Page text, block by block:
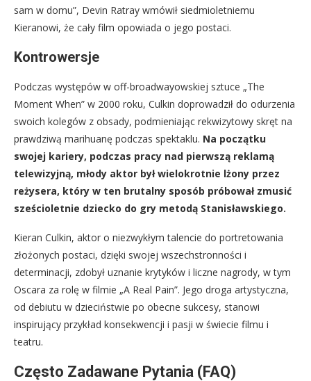
sam w domu”, Devin Ratray wmówił siedmioletniemu
Kieranowi, że cały film opowiada o jego postaci.
Kontrowersje
Podczas występów w off-broadwayowskiej sztuce „The
Moment When” w 2000 roku, Culkin doprowadził do odurzenia
swoich kolegów z obsady, podmieniając rekwizytowy skręt na
prawdziwą marihuanę podczas spektaklu. Na początku
swojej kariery, podczas pracy nad pierwszą reklamą
telewizyjną, młody aktor był wielokrotnie lżony przez
reżysera, który w ten brutalny sposób próbował zmusić
sześcioletnie dziecko do gry metodą Stanisławskiego.
Kieran Culkin, aktor o niezwykłym talencie do portretowania
złożonych postaci, dzięki swojej wszechstronności i
determinacji, zdobył uznanie krytyków i liczne nagrody, w tym
Oscara za rolę w filmie „A Real Pain”. Jego droga artystyczna,
od debiutu w dzieciństwie po obecne sukcesy, stanowi
inspirujący przykład konsekwencji i pasji w świecie filmu i
teatru.
Często Zadawane Pytania (FAQ)